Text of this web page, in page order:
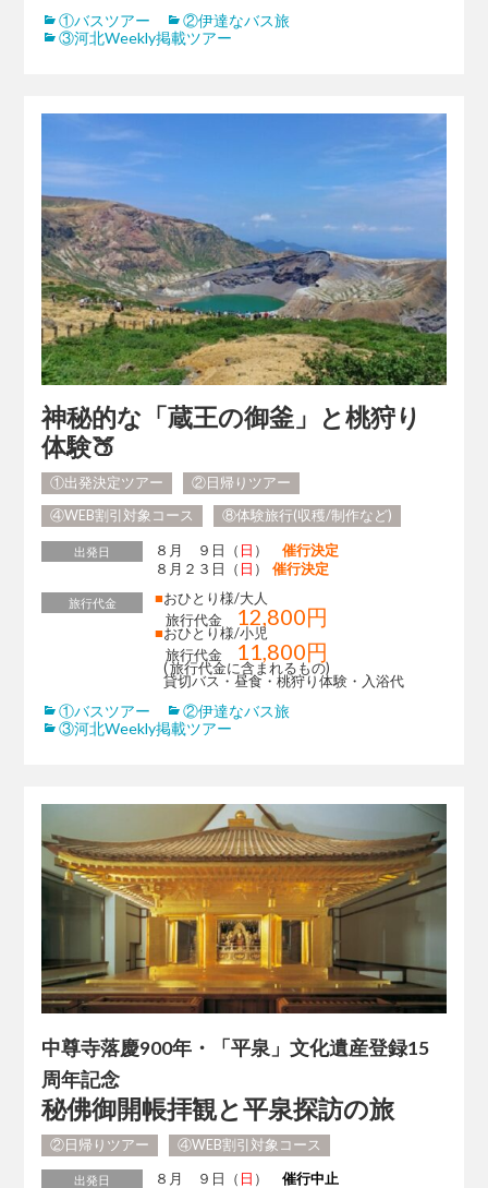
①バスツアー
②伊達なバス旅
③河北Weekly掲載ツアー
神秘的な「蔵王の御釜」と桃狩り
体験🍑
①出発決定ツアー
②日帰りツアー
④WEB割引対象コース
⑧体験旅行(収穫/制作など)
出発日 ８月 ９日（ 日 ）催行決定
８月２３日（ 日 ）催行決定
旅行代金 ■おひとり様/大人
旅行代金
12,800円
■おひとり様/小児
旅行代金
11,800円
( 旅行代金に含まれるもの)
貸切バス・昼食・桃狩り体験・入浴代
①バスツアー
②伊達なバス旅
③河北Weekly掲載ツアー
中尊寺落慶900年・「平泉」文化遺産登録15
周年記念
秘佛御開帳拝観と平泉探訪の旅
②日帰りツアー ④WEB割引対象コース
出発日 ８月 ９日（ 日 ）催行中止